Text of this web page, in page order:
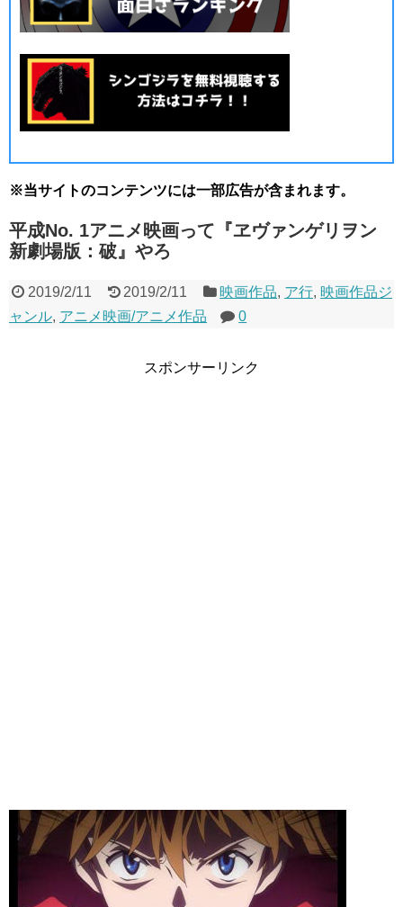
※当サイトのコンテンツには一部広告が含まれます。
平成No. 1アニメ映画って『ヱヴァンゲリヲン
新劇場版：破』やろ
2019/2/11 2019/2/11 映画作品, ア行, 映画作品ジ
ャンル, アニメ映画/アニメ作品 0
スポンサーリンク